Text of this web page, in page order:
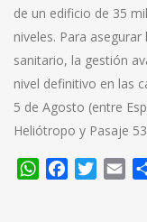
de un edificio de 35
niveles. Para
sanitario, la gestión
nivel definitivo en las
5 de Agosto (entre
Heliótropo y Pasaje
WhatsApp
FacebookTwitter